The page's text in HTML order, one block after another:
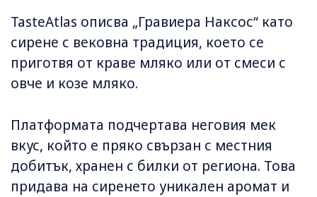
TasteAtlas описва „Гравиера Наксос“ като
сирене с вековна традиция, което се
приготвя от краве мляко или от смеси с
овче и козе мляко.
Платформата подчертава неговия мек
вкус, който е пряко свързан с местния
добитък, хранен с билки от региона. Това
придава на сиренето уникален аромат и